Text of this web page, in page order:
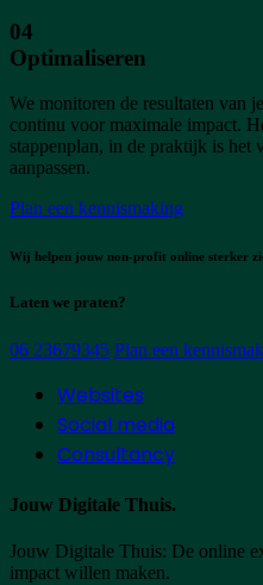
04
Optimaliseren
We monitoren de resultaten van
continu voor maximale impact.
stappenplan, in de praktijk is het
aanpassen.
Plan een kennismaking
Wij helpen jouw non-profit online sterker
Laten we praten?
06 23679345 Plan een
Websites
Social media
Consultancy
Jouw Digitale Thuis.
Jouw Digitale Thuis: De online
impact willen maken.